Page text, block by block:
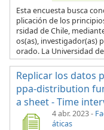
Esta encuesta busca
plicación de los
rsidad de Chile,
os(as), investigador(as)
orado. La Universidad
Replicar los datos
ppa-distribution
a sheet - Time
4 abr. 2023-
áticas